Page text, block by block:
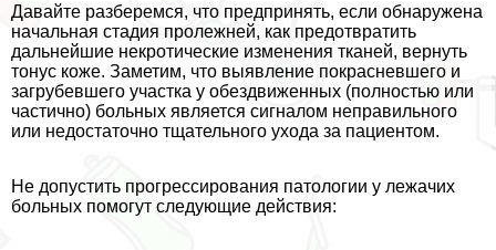
Давайте разберемся, что предпринять, если обнаружена
начальная стадия пролежней, как предотвратить
дальнейшие некротические изменения тканей, вернуть
тонус коже. Заметим, что выявление покрасневшего и
загрубевшего участка у обездвиженных (полностью или
частично) больных является сигналом неправильного
или недостаточно тщательного ухода за пациентом.
Не допустить прогрессирования патологии у лежачих
больных помогут следующие действия: